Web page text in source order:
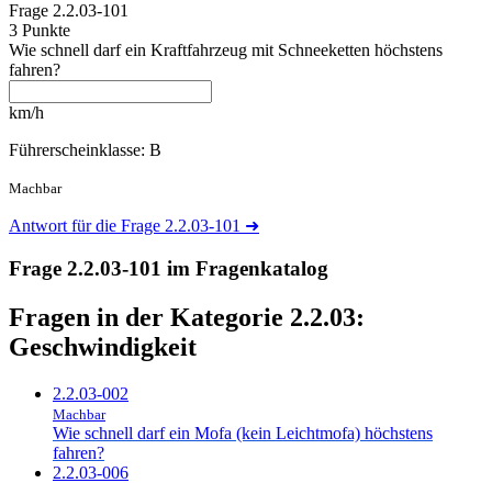
Frage 2.2.03-101
3 Punkte
Wie schnell darf ein Kraftfahrzeug mit Schneeketten höchstens
fahren?
km/h
Führerscheinklasse: B
Machbar
Antwort für die Frage 2.2.03-101 ➜
Frage 2.2.03-101 im Fragenkatalog
Fragen in der Kategorie 2.2.03:
Geschwindigkeit
2.2.03-002
Machbar
Wie schnell darf ein Mofa (kein Leichtmofa) höchstens
fahren?
2.2.03-006